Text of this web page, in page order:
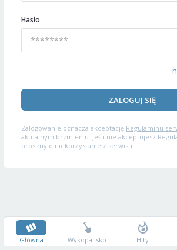
Hasło
ZALOGUJ SIĘ
Zalogowanie oznacza akceptację Regulaminu
aktualnym brzmieniu. Jeśli nie akceptujesz
prosimy o niekorzystanie z serwisu.
Główna Wykopalisko Hity